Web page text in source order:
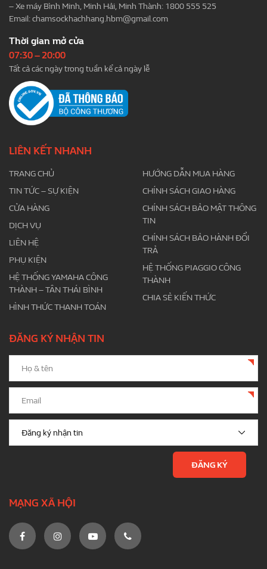
– Xe máy Bình Minh, Minh Hải, Minh Thành: 1800 555 525
Email:chamsockhachhang.hbm@gmail.com
Thời gian mở cửa
07:30 – 20:00
Tất cả các ngày trong tuần kể cả ngày lễ
LIÊN KẾT NHANH
TRANG CHỦ
TIN TỨC – SỰ KIỆN
CỬA HÀNG
DỊCH VỤ
LIÊN HỆ
PHỤ KIỆN
HỆ THỐNG YAMAHA CÔNG
THÀNH – TÂN THÁI BÌNH
HÌNH THỨC THANH TOÁN
HƯỚNG DẪN MUA HÀNG
CHÍNH SÁCH GIAO HÀNG
CHÍNH SÁCH BẢO MẬT THÔNG
TIN
CHÍNH SÁCH BẢO HÀNH ĐỔI
TRẢ
HỆ THỐNG PIAGGIO CÔNG
THÀNH
CHIA SẺ KIẾN THỨC
ĐĂNG KÝ NHẬN TIN
MẠNG XÃ HỘI